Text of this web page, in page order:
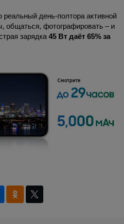
реальный день-полтора активной
общаться, фотографировать – и
зарядка 45 Вт даёт 65% за